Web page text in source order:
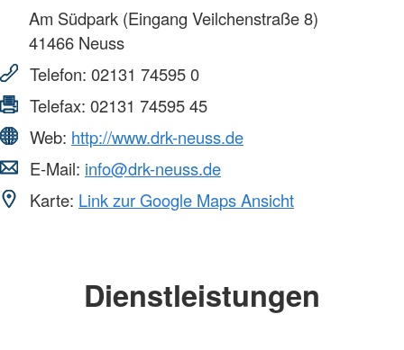
Am Südpark (Eingang Veilchenstraße 8)
41466 Neuss
Telefon: 02131 74595 0
Telefax: 02131 74595 45
Web: http://www.drk-neuss.de
E-Mail: info@drk-neuss.de
Karte: Link zur Google Maps Ansicht
Dienstleistungen